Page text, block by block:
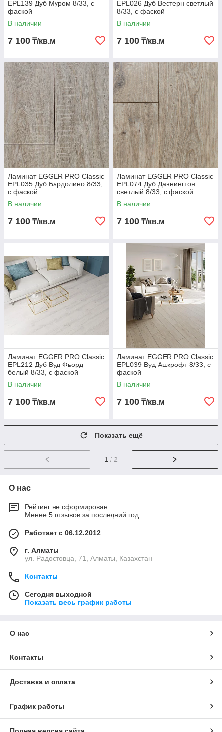
EPL139 Дуб Муром 8/33, с
фаской
В наличии
7 100 ₸/кв.м
EPL026 Дуб Вестерн светлый
8/33, с фаской
В наличии
7 100 ₸/кв.м
Ламинат EGGER PRO Classic
EPL035 Дуб Бардолино 8/33,
с фаской
В наличии
7 100 ₸/кв.м
Ламинат EGGER PRO Classic
EPL074 Дуб Даннингтон
светлый 8/33, с фаской
В наличии
7 100 ₸/кв.м
Ламинат EGGER PRO Classic
EPL212 Дуб Вуд Фьорд
белый 8/33, с фаской
В наличии
7 100 ₸/кв.м
Ламинат EGGER PRO Classic
EPL039 Вуд Ашкрофт 8/33, с
фаской
В наличии
7 100 ₸/кв.м
Показать ещё
1 / 2
О нас
Рейтинг не сформирован
Менее 5 отзывов за последний год
Работает с 06.12.2012
г. Алматы
ул. Радостовца, 71, Алматы, Казахстан
Контакты
Сегодня выходной
Показать весь график работы
О нас
Контакты
Доставка и оплата
График работы